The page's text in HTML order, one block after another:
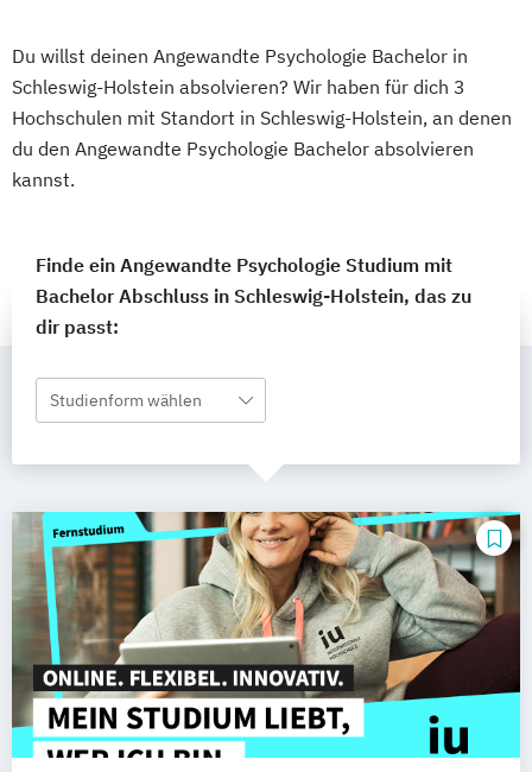
Du willst deinen Angewandte Psychologie Bachelor in
Schleswig-Holstein absolvieren? Wir haben für dich 3
Hochschulen mit Standort in Schleswig-Holstein, an denen
du den Angewandte Psychologie Bachelor absolvieren
kannst.
Finde ein Angewandte Psychologie Studium mit
Bachelor Abschluss in Schleswig-Holstein, das zu
dir passt:
Studienform wählen